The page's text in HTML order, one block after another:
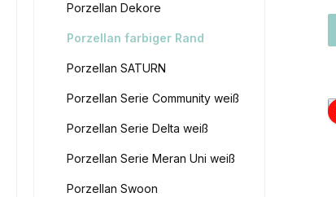
Porzellan Dekore
Porzellan farbiger Rand
Porzellan SATURN
Porzellan Serie Community weiß
Porzellan Serie Delta weiß
Porzellan Serie Meran Uni weiß
Porzellan Swoon